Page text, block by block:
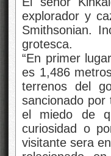
explorador y
Smithsonian.
grotesca.
“En primer
es 1,486
terrenos del
sancionado por
el miedo de
curiosidad o
visitante sera